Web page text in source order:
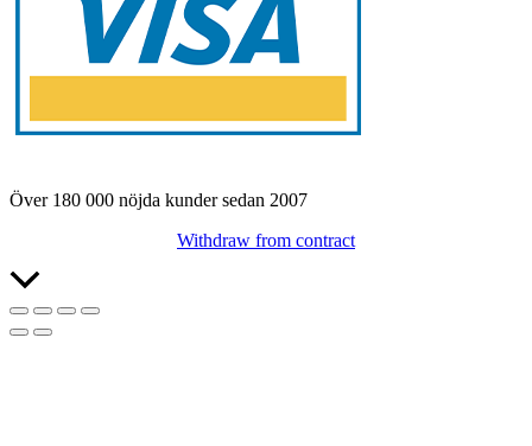
Över 180 000 nöjda kunder sedan 2007
Withdraw from contract